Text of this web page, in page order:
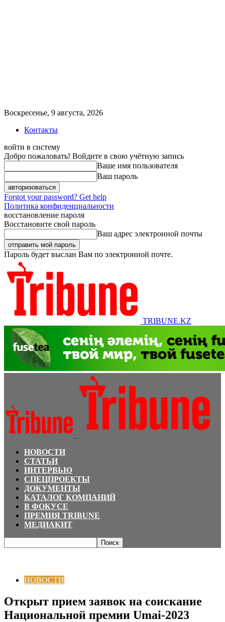
Воскресенье, 9 августа, 2026
Контакты
войти в систему
Добро пожаловать! Войдите в свою учётную запись
Ваше имя пользователя
Ваш пароль
Forgot your password? Get help
Политика конфиденциальности
восстановление пароля
Восстановите свой пароль
Ваш адрес электронной почты
Пароль будет выслан Вам по электронной почте.
TRIBUNE.KZ
НОВОСТИ
СТАТЬИ
ИНТЕРВЬЮ
СПЕЦПРОЕКТЫ
ДОКУМЕНТЫ
КАТАЛОГ КОМПАНИЙ
В ФОКУСЕ
ПРЕМИЯ TRIBUNE
МЕДИАКИТ
НОВОСТИ
Открыт прием заявок на соискание
Национальной премии Umai-2023